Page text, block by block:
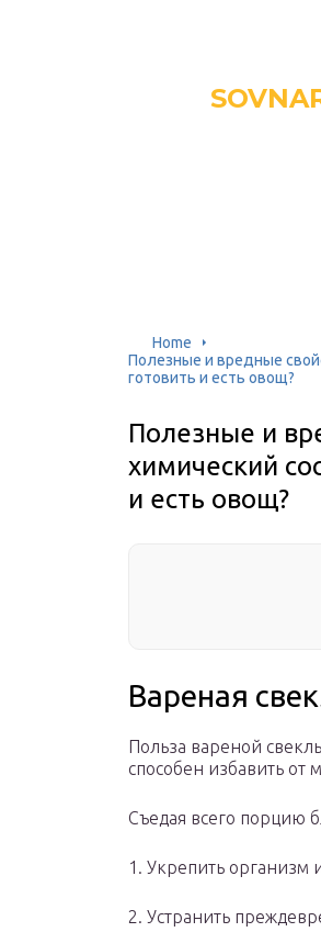
Home
Полезные и вредные
готовить и есть овощ?
Полезные и
химический
и есть овощ?
Вареная
Польза вареной
способен избавить от
Съедая всего порцию
1. Укрепить организм
2. Устранить